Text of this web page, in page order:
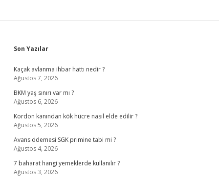
Sidebar
Son Yazılar
Kaçak avlanma ihbar hattı nedir ?
Ağustos 7, 2026
BKM yaş sınırı var mı ?
Ağustos 6, 2026
Kordon kanından kök hücre nasıl elde edilir ?
Ağustos 5, 2026
Avans ödemesi SGK primine tabi mi ?
Ağustos 4, 2026
7 baharat hangi yemeklerde kullanılır ?
Ağustos 3, 2026